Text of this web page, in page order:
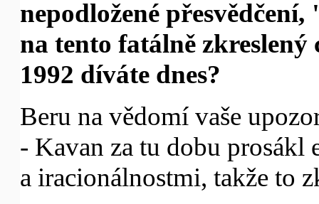
nepodložené
na tento fatálně
1992 díváte dnes?
Beru na vědomí vaše
- Kavan za tu dobu prosákl
a iracionálnostmi, takže to